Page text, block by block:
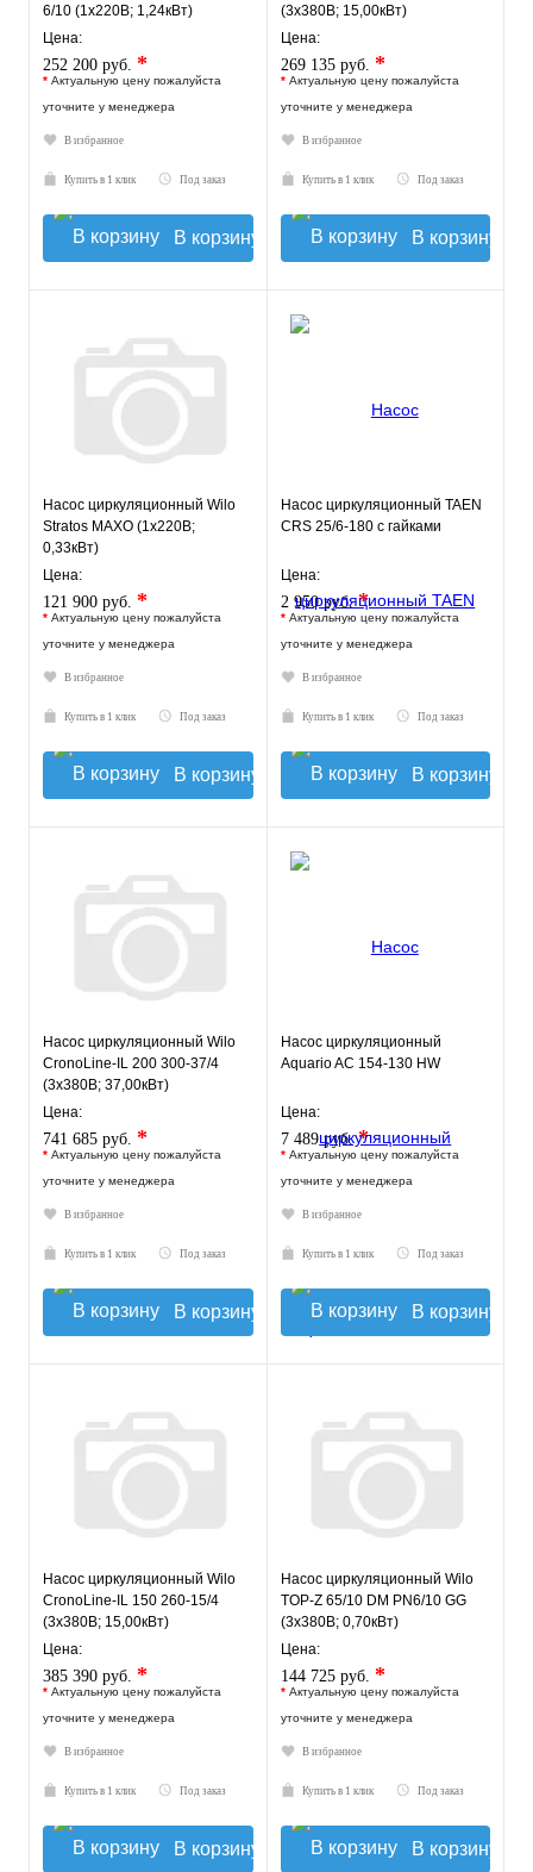
6/10 (1х220В; 1,24кВт)
Цена:
252 200 руб. *
* Актуальную цену пожалуйста
уточните у менеджера
В избранное
Купить в 1 клик Под заказ
В корзину
(3х380В; 15,00кВт)
Цена:
269 135 руб. *
* Актуальную цену пожалуйста
уточните у менеджера
В избранное
Купить в 1 клик Под заказ
В корзину
Насос циркуляционный Wilo
Stratos MAXO (1х220В;
0,33кВт)
Цена:
121 900 руб. *
* Актуальную цену пожалуйста
уточните у менеджера
В избранное
Купить в 1 клик Под заказ
В корзину
Насос циркуляционный TAEN
СRS 25/6-180 с гайками
Цена:
2 950 руб.*
* Актуальную цену пожалуйста
уточните у менеджера
В избранное
Купить в 1 клик Под заказ
В корзину
Насос циркуляционный Wilo
CronoLine-IL 200 300-37/4
(3х380В; 37,00кВт)
Цена:
741 685 руб. *
* Актуальную цену пожалуйста
уточните у менеджера
В избранное
Купить в 1 клик Под заказ
В корзину
Насос циркуляционный
Aquario AC 154-130 HW
Цена:
7 489 руб.*
* Актуальную цену пожалуйста
уточните у менеджера
В избранное
Купить в 1 клик Под заказ
В корзину
Насос циркуляционный Wilo
CronoLine-IL 150 260-15/4
(3х380В; 15,00кВт)
Цена:
385 390 руб. *
* Актуальную цену пожалуйста
уточните у менеджера
В избранное
Купить в 1 клик Под заказ
В корзину
Насос циркуляционный Wilo
TOP-Z 65/10 DM PN6/10 GG
(3х380В; 0,70кВт)
Цена:
144 725 руб. *
* Актуальную цену пожалуйста
уточните у менеджера
В избранное
Купить в 1 клик Под заказ
В корзину